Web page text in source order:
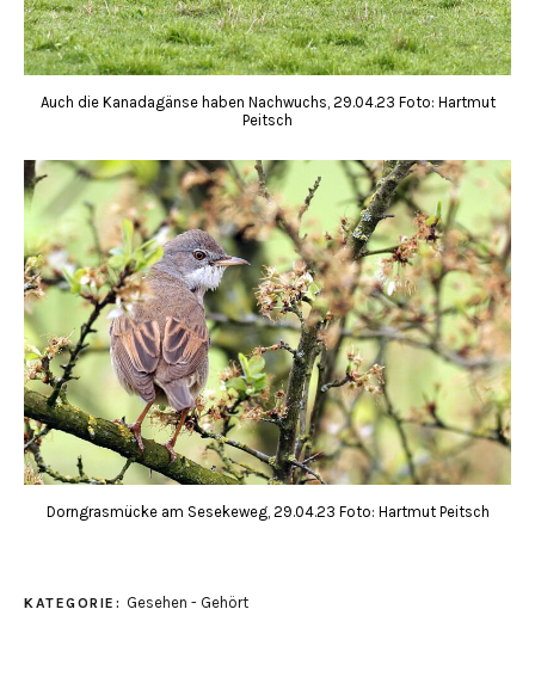
Auch die Kanadagänse haben Nachwuchs, 29.04.23 Foto: Hartmut
Peitsch
Dorngrasmücke am Sesekeweg, 29.04.23 Foto: Hartmut Peitsch
KATEGORIE: Gesehen - Gehört